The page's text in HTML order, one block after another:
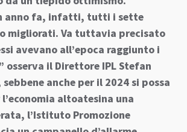
anno fa, infatti, tutti i sette
migliorati. Va tuttavia precisato
avevano all’epoca raggiunto i
osserva il Direttore IPL Stefan
anche per il 2024 si possa
altoatesina una
l’Istituto Promozione